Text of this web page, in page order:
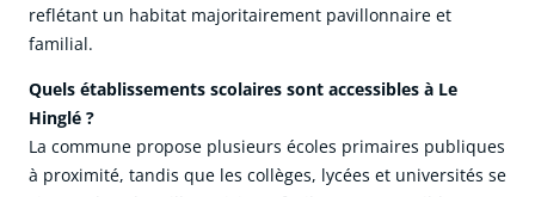
reflétant un habitat majoritairement pavillonnaire et
familial.
Quels établissements scolaires sont accessibles à Le
Hinglé ?
La commune propose plusieurs écoles primaires publiques
à proximité, tandis que les collèges, lycées et universités se